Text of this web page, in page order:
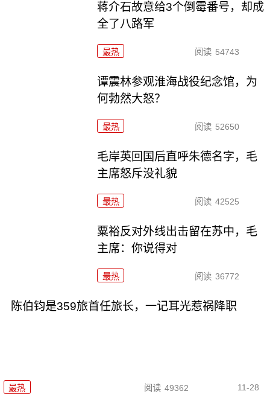
蒋介石故意给3个倒霉番号，却成
全了八路军
最热 阅读 54743
谭震林参观淮海战役纪念馆，为
何勃然大怒？
最热 阅读 52650
毛岸英回国后直呼朱德名字，毛
主席怒斥没礼貌
最热 阅读 42525
粟裕反对外线出击留在苏中，毛
主席：你说得对
最热 阅读 36772
陈伯钧是359旅首任旅长，一记耳光惹祸降职
最热 阅读 49362 11-28